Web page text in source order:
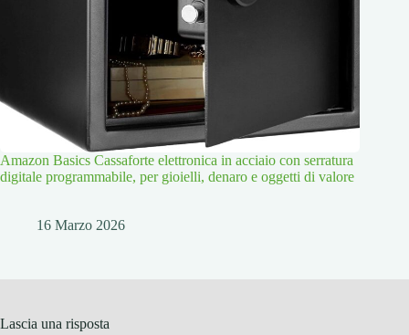
Amazon Basics Cassaforte elettronica in acciaio con serratura
digitale programmabile, per gioielli, denaro e oggetti di valore
16 Marzo 2026
Lascia una risposta